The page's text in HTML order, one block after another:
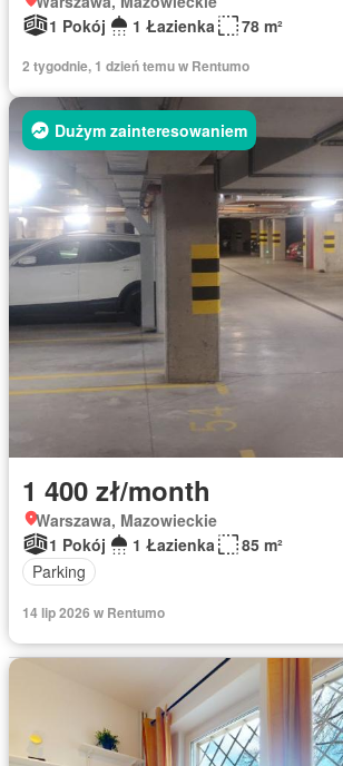
1 Pokój
1 Łazienka 78 m²
2 tygodnie, 1 dzień temu w Rentumo
Dużym zainteresowaniem
1 400 zł/month
Warszawa, Mazowieckie
1 Pokój
1 Łazienka
85 m²
Parking
14 lip 2026 w Rentumo